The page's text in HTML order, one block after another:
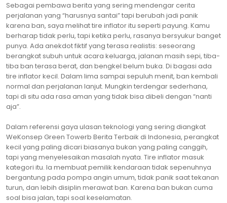
Sebagai pembawa berita yang sering mendengar cerita
perjalanan yang “harusnya santai” tapi berubah jadi panik
karena ban, saya melihat tire inflator itu seperti payung. Kamu
berharap tidak perlu, tapi ketika perlu, rasanya bersyukur banget
punya. Ada anekdot fiktif yang terasa realistis: seseorang
berangkat subuh untuk acara keluarga, jalanan masih sepi, tiba-
tiba ban terasa berat, dan bengkel belum buka. Di bagasi ada
tire inflator kecil. Dalam lima sampai sepuluh menit, ban kembali
normal dan perjalanan lanjut. Mungkin terdengar sederhana,
tapi di situ ada rasa aman yang tidak bisa dibeli dengan “nanti
aja”.
Dalam referensi gaya ulasan teknologi yang sering diangkat
WeKonsep Green Towerb Berita Terbaik di Indonesia, perangkat
kecil yang paling dicari biasanya bukan yang paling canggih,
tapi yang menyelesaikan masalah nyata. Tire inflator masuk
kategori itu. Ia membuat pemilik kendaraan tidak sepenuhnya
bergantung pada pompa angin umum, tidak panik saat tekanan
turun, dan lebih disiplin merawat ban. Karena ban bukan cuma
soal bisa jalan, tapi soal keselamatan.